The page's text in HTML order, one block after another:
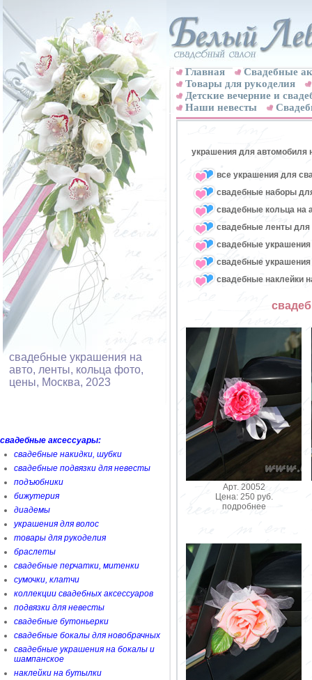
свадебные украшения на
авто, ленты, кольца фото,
цены, Москва, 2023
свадебные аксессуары:
свадебные накидки, шубки
свадебные подвязки для невесты
подъюбники
бижутерия
диадемы
украшения для волос
товары для рукоделия
браслеты
свадебные перчатки, митенки
сумочки, клатчи
коллекции свадебных аксессуаров
подвязки для невесты
свадебные бутоньерки
свадебные бокалы для новобрачных
свадебные украшения на бокалы и
шампанское
наклейки на бутылки
Главная
Свадебные
Товары для рукоделия
Детские вечерние и
Наши невесты
украшения для автомобиля
все украшения для
свадебные наборы
свадебные кольца на
свадебные ленты для
свадебные украшения
свадебные украшения
свадебные наклейки
Арт. 20052
Цена: 250 руб.
подробнее